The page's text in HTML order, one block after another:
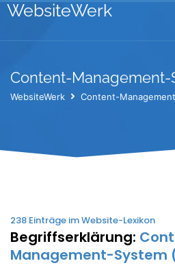
WebsiteWerk
Content-Management-
WebsiteWerk Content-
238 Einträge im Website-Lexikon
Begriffserklärung:
Management-System